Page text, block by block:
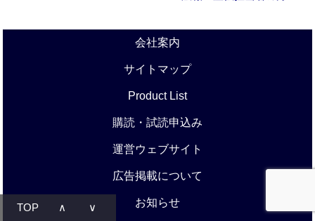
会社案内
サイトマップ
Product List
購読・試読申込み
運営ウェブサイト
広告掲載について
お知らせ
TOP ∧ ∨